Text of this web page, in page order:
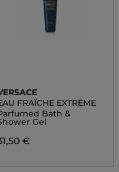
FRAÎCHE EXTRÊME
Bath &
Gel
€